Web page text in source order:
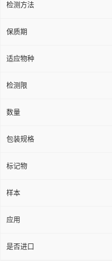
检测方法
保质期
适应物种
检测限
数量
包装规格
标记物
样本
应用
是否进口